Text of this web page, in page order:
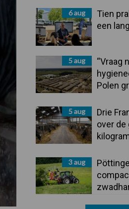
6 aug
Tien
een
5 aug
“Vraag
Polen
5 aug
Drie
over de
3 aug